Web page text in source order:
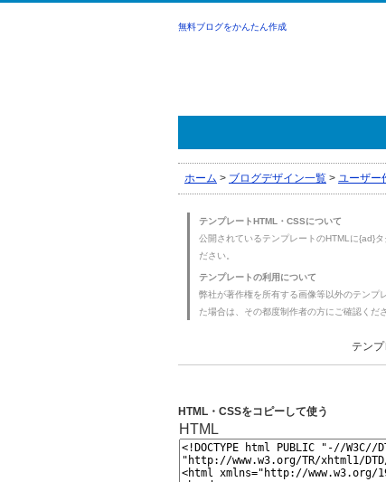
無料ブログをかんたん作成
ホーム > ブログデザイン一覧 > ユーザー
テンプレートHTML・CSSについて
公開されているテンプレートのHTMLに{ad}
ださい。
テンプレートの利用について
弊社が著作権を所有する画像等以外のテンプ
た場合は、その都度制作者の方にご確認くださ
テン
HTML・CSSをコピーして使う
HTML